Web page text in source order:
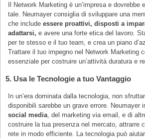
Il Network Marketing è un’impresa e dovrebbe
tale. Neumayer consiglia di sviluppare una
che includeessere proattivi, disposti a
adattarsi, e avere una forte etica del lavoro.
per te stesso e il tuo team, e crea un piano
Trattare il tuo impegno nel Network Marketing
essenziale per costruire un’attività duratura e
5. Usa le Tecnologie a tuo Vantaggio
In un’era dominata dalla tecnologia, non
disponibili sarebbe un grave errore. Neumayer
social media, del marketing via email, e di
costruire la tua presenza nel mercato, attrarre
rete in modo efficiente. La tecnologia può